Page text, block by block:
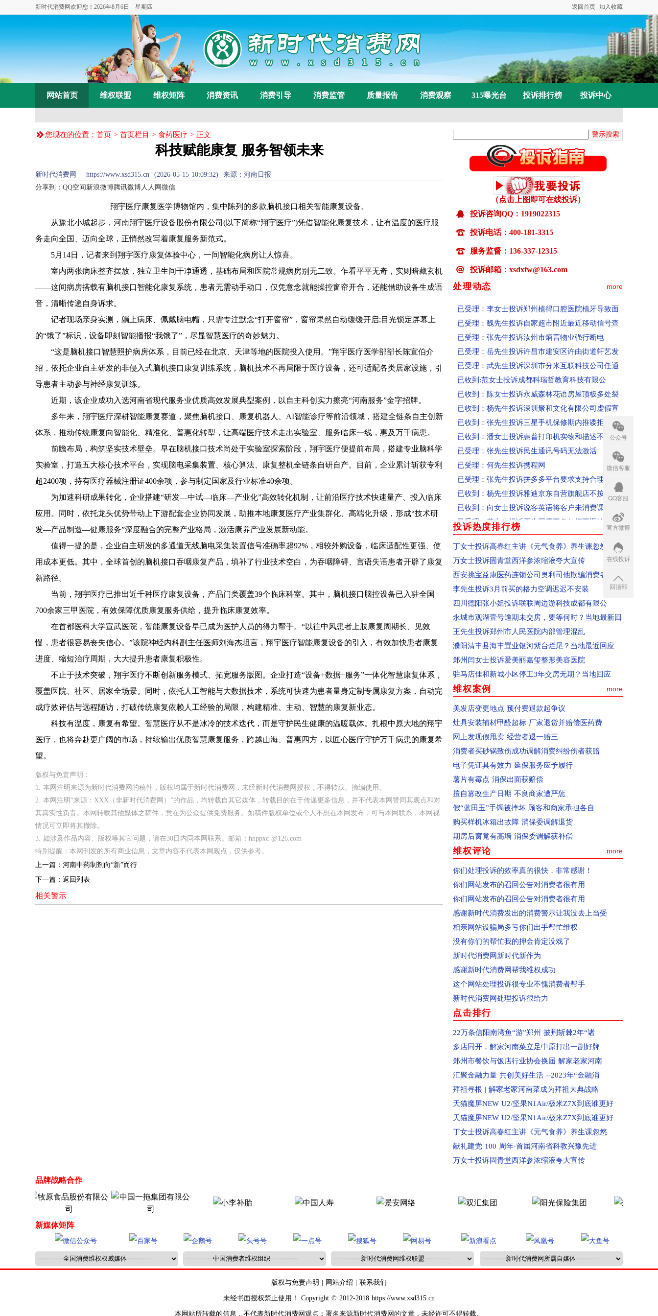
新时代消费网欢迎您！ 2026年8月6日 星期四 返回首页 加入收藏
网站首页 维权联盟 维权矩阵 消费资讯 消费引导 消费监管 质量报告 消费观察 315曝光台 投诉排行榜 投诉中心
您现在的位置： 首页 > 首页栏目 > 食药医疗 > 正文
科技赋能康复 服务智领未来
新时代消费网 https://www.xsd315.cn (2026-05-15 10:09:32) 来源：河南日报
分享到： QQ空间 新浪微博腾讯微博人人网 微信
翔宇医疗康复医学博物馆内，集中陈列的多款脑机接口相关智能康复设备。
从豫北小城起步，河南翔宇医疗设备股份有限公司(以下简称“翔宇医疗”)凭借智能化康复技术，让有温度的医疗服
务走向全国、迈向全球，正悄然改写着康复服务新范式。
5月14日，记者来到翔宇医疗康复体验中心，一间智能化病房让人惊喜。
室内两张病床整齐摆放，独立卫生间干净通透，基础布局和医院常规病房别无二致。乍看平平无奇，实则暗藏玄机
——这间病房搭载有脑机接口智能化康复系统，患者无需动手动口，仅凭意念就能操控窗帘开合，还能借助设备生成语
音，清晰传递自身诉求。
记者现场亲身实测，躺上病床、佩戴脑电帽，只需专注默念“打开窗帘”，窗帘果然自动缓缓开启;目光锁定屏幕上
的“饿了”标识，设备即刻智能播报“我饿了”，尽显智慧医疗的奇妙魅力。
“这是脑机接口智慧照护病房体系，目前已经在北京、天津等地的医院投入使用。”翔宇医疗医学部部长陈宣伯介
绍，依托企业自主研发的非侵入式脑机接口康复训练系统，脑机技术不再局限于医疗设备，还可适配各类居家设施，引
导患者主动参与神经康复训练。
近期，该企业成功入选河南省现代服务业优质高效发展典型案例，以自主科创实力擦亮“河南服务”金字招牌。
多年来，翔宇医疗深耕智能康复赛道，聚焦脑机接口、康复机器人、AI智能诊疗等前沿领域，搭建全链条自主创新
体系，推动传统康复向智能化、精准化、普惠化转型，让高端医疗技术走出实验室、服务临床一线，惠及万千病患。
前瞻布局，构筑坚实技术壁垒。早在脑机接口技术尚处于实验室探索阶段，翔宇医疗便提前布局，搭建专业脑科学
实验室，打造五大核心技术平台，实现脑电采集装置、核心算法、康复整机全链条自研自产。目前，企业累计斩获专利
超2400项，持有医疗器械注册证400余项，参与制定国家及行业标准40余项。
为加速科研成果转化，企业搭建“研发—中试—临床—产业化”高效转化机制，让前沿医疗技术快速量产、投入临床
应用。同时，依托龙头优势带动上下游配套企业协同发展，助推本地康复医疗产业集群化、高端化升级，形成“技术研
发—产品制造—健康服务”深度融合的完整产业格局，激活康养产业发展新动能。
值得一提的是，企业自主研发的多通道无线脑电采集装置信号准确率超92%，相较外购设备，临床适配性更强、使
用成本更低。其中，全球首创的脑机接口吞咽康复产品，填补了行业技术空白，为吞咽障碍、言语失语患者开辟了康复
新路径。
当前，翔宇医疗已推出近千种医疗康复设备，产品门类覆盖39个临床科室。其中，脑机接口脑控设备已入驻全国
700余家三甲医院，有效保障优质康复服务供给，提升临床康复效率。
在首都医科大学宣武医院，智能康复设备早已成为医护人员的得力帮手。“以往中风患者上肢康复周期长、见效
慢，患者很容易丧失信心。”该院神经内科副主任医师刘海杰坦言，翔宇医疗智能康复设备的引入，有效加快患者康复
进度、缩短治疗周期，大大提升患者康复积极性。
不止于技术突破，翔宇医疗不断创新服务模式、拓宽服务版图。企业打造“设备+数据+服务”一体化智慧康复体系，
覆盖医院、社区、居家全场景。同时，依托人工智能与大数据技术，系统可快速为患者量身定制专属康复方案，自动完
成疗效评估与远程随访，打破传统康复依赖人工经验的局限，构建精准、主动、智慧的康复新业态。
科技有温度，康复有希望。智慧医疗从不是冰冷的技术迭代，而是守护民生健康的温暖载体。扎根中原大地的翔宇
医疗，也将奔赴更广阔的市场，持续输出优质智慧康复服务，跨越山海、普惠四方，以匠心医疗守护万千病患的康复希
望。
版权与免责声明：
1. 本网注明来源为新时代消费网的稿件，版权均属于新时代消费网，未经新时代消费网授权，不得转载、摘编使用。
2. 本网注明“来源：XXX（非新时代消费网）”的作品，均转载自其它媒体，转载目的在于传递更多信息，并不代表本网赞同其观点和对
其真实性负责。本网转载其他媒体之稿件，意在为公众提供免费服务。如稿件版权单位或个人不想在本网发布，可与本网联系，本网视
情况可立即将其撤除。
3. 如涉及作品内容、版权等其它问题，请在30日内同本网联系。邮箱：hnppxc @126.com
特别提醒：本网刊发的所有商业信息，文章内容不代表本网观点，仅供参考。
上一篇： 河南中药制剂向“新”而行
下一篇： 返回列表
相关警示
（点击上图即可在线投诉）
投诉咨询QQ：1919022315
投诉电话：400-181-3315
服务监督：136-337-12315
投诉邮箱：xsdxfw@163.com
处理动态 more
已受理：山东赵先生投诉网上买介入因子被骗
已解决：王女士投诉糖友之家花上万买“神药”却
已受理：喻先生投诉吉水县部分区域无移动信号
已受理：丁女士投诉高春红主讲《元气食养》养生
已解决： 张先生投诉物业强行断电已恢复供电
已受理：魏先生投诉自家超市附近最近移动信号查
已受理：张先生投诉汝州市炳言物业强行断电
已受理：岳先生投诉许昌市建安区许由街道轩艺发
已受理：武先生投诉深圳市分米互联科技公司任通
已收到:范女士投诉成都科瑞哲教育科技有限公
已收到：陈女士投诉永威森林花语房屋顶板多处裂
已收到：杨先生投诉深圳聚和文化有限公司虚假宣
已收到：张先生投诉三星手机保修期内推诿拒保
已收到：潘女士投诉惠普打印机实物和描述不符
已受理：张先生投诉民生通讯号码无法激活
已受理：何先生投诉携程网
已受理：张先生投诉拼多多平台要求支持合理述求
已收到：杨先生投诉雅迪京东自营旗舰店不按时开
已收到：向女士投诉说客英语将客户未消费课时清
已受理：黄先生投诉票牛网霸王条款拒不退款、态
已收到：魏先生投诉山东联通私自给用用户办理流
已受理：陈先生投诉嘟嘟网络游戏服务网
已收到：安徽范女士投诉成都科瑞哲教育科技有限
已收到：江苏盖女士投诉郑州爱美丽嘉玺整形美容
已收到：吕先生投诉平顶山森茂物业
已收到：信阳王同学投诉河南新华电脑学院
已收到：郑州闫女士投诉爱美丽嘉玺整形美容医院
回复：辽宁盘锦刘女士投诉青岛航空已收到
回复：湖南省怀化沈同学投诉青岛航空已收到
回复：河南学生投诉郑州富康国际美发学校
回复：河南省郑州市群众投诉泰山誉景已收到
已受理：河南省新郑市群众投诉新郑南龙湖孔雀城
已受理：河南省清丰县群众投诉海丰置业
已受理：河南省郑州市群众投诉天旺广场鲤鱼门饭
已受理：消费者投诉天猫宝洁官方旗舰店
已收到：消费者投诉青岛航空公司
已收到：河南郑州市消费者投诉大学路南四环鑫苑
已收到：河南省郑州市群众投诉郑州经开区阳光城
已收到：河南省商丘群众投诉商丘市中心汽车站
回复：河南省商丘群众投诉上华东庐已收到
回复：河南省商丘群众投诉前程嘉苑已收到
已受理：河南省西平县群众投诉美景国际现代城
已收到：河南省周口市淮阳区群众投诉华悦学府
已受理：业主投诉驻马店市上海滩花园
已收到：业主投诉济源天坛办事处商都苑
回复：河南省济源群众投诉公租房已收到
回复：平顶山群众投诉群星汇中心城美食城已收到
回复：河南省平顶山市群众投诉亚丁湾已收到
已收到：信阳市商城县消费者投诉阳光帝景
已收到：平顶山消费者投诉黄金花园
已收到：驻马店袁先生投诉爱克儿童梦幻乐园
回复：河南汝州市群众投诉汝州市南关花园C区已
回复：河南省洛阳市孟津区群众投诉中央花园已收
回复：河南省郑州高新区群众投诉金海西湖美景小
回复：河南省郑州二七区群众投诉河南书山教育已
已收到：业主投诉焦作市常绿林溪谷
已受理：郑州市消费者投诉河南移动
已收到：业主投诉永城市观湖壹号
已收到：唐河业主投诉春天阳光嘉园
已收到：兰考县业主投诉凤凰城
回复：河南鲁山县消费者投诉鲁山大鹏盛世华城已
回复：许昌刘先生投诉中国联合网络通信有限公司
回复：河南信阳消费者投诉中国移动河南公司已受
回复：河南新蔡县消费者投诉新蔡县西湖别院已受
已受理：河南新乡市辉县群众投诉辉县市龙鼎生活
投诉热度排行榜 more
丁女士投诉高春红主讲《元气食养》养生课忽悠
万女士投诉固青堂西洋参浓缩液夸大宣传
西安挑宝益康医药连锁公司奥利司他欺骗消费者
李先生投诉3月前买的格力空调迟迟不安装
四川德阳张小姐投诉联联周边游科技成都有限公
永城市观湖壹号逾期未交房，要等何时？当地最新回
王先生投诉郑州市人民医院内部管理混乱
濮阳清丰县海丰置业银河紫台烂尾？当地最近回应
郑州闫女士投诉爱美丽嘉玺整形美容医院
驻马店佳和新城小区停工3年交房无期？当地回应
维权案例 more
美发店变更地点 预付费退款起争议
灶具安装辅材甲醛超标 厂家退货并赔偿医药费
网上发现假甩卖 经营者退一赔三
消费者买砂锅致伤成功调解消费纠纷伤者获赔
电子凭证具有效力 延保服务应予履行
薯片有霉点 消保出面获赔偿
擅自篡改生产日期 不良商家遭严惩
假“蓝田玉”手镯被摔坏 顾客和商家承担各自
购买样机冰箱出故障 消保委调解退货
期房后窗竟有高墙 消保委调解获补偿
维权评论 more
你们处理投诉的效率真的很快，非常感谢！
你们网站发布的召回公告对消费者很有用
你们网站发布的召回公告对消费者很有用
感谢新时代消费发出的消费警示让我没去上当受
相亲网站设骗局多亏你们出手帮忙维权
没有你们的帮忙我的押金肯定没戏了
新时代消费网新时代新作为
感谢新时代消费网帮我维权成功
这个网站处理投诉很专业不愧消费者帮手
新时代消费网处理投诉很给力
点击排行
22万条信阳南湾鱼“游”郑州 披荆斩棘2年“诸
多店同开，解家河南菜立足中原打出一副好牌
郑州市餐饮与饭店行业协会换届 解家老家河南
汇聚金融力量 共创美好生活 --2023年“金融消
拜祖寻根 | 解家老家河南菜成为拜祖大典战略
天猫魔屏NEW U2/坚果N1Air/极米Z7X到底谁更好
天猫魔屏NEW U2/坚果N1Air/极米Z7X到底谁更好
丁女士投诉高春红主讲《元气食养》养生课忽悠
献礼建党 100 周年·首届河南省科教兴豫先进
万女士投诉固青堂西洋参浓缩液夸大宣传
品牌战略合作
新媒体矩阵
版权与免责声明 网站介绍 联系我们
未经书面授权禁止使用！ Copyright © 2012-2018 https://www.xsd315.cn
本网站所转载的信息，不代表新时代消费网观点；署名来源新时代消费网的文章，未经许可不得转载。
公众号
微信客服
QQ客服
官方微博
在线投诉
回顶部